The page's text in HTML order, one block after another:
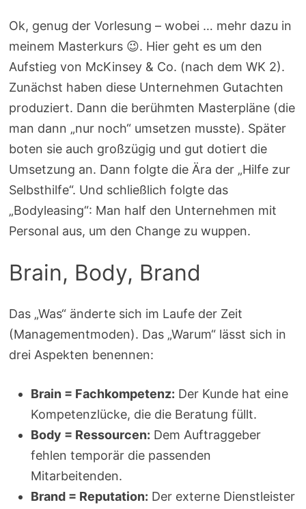
Ok, genug der Vorlesung – wobei … mehr dazu in
meinem Masterkurs 😉. Hier geht es um den
Aufstieg von McKinsey & Co. (nach dem WK 2).
Zunächst haben diese Unternehmen Gutachten
produziert. Dann die berühmten Masterpläne (die
man dann „nur noch“ umsetzen musste). Später
boten sie auch großzügig und gut dotiert die
Umsetzung an. Dann folgte die Ära der „Hilfe zur
Selbsthilfe“. Und schließlich folgte das
„Bodyleasing“: Man half den Unternehmen mit
Personal aus, um den Change zu wuppen.
Brain, Body, Brand
Das „Was“ änderte sich im Laufe der Zeit
(Managementmoden). Das „Warum“ lässt sich in
drei Aspekten benennen:
Brain = Fachkompetenz: Der Kunde hat eine
Kompetenzlücke, die die Beratung füllt.
Body = Ressourcen: Dem Auftraggeber
fehlen temporär die passenden
Mitarbeitenden.
Brand = Reputation: Der externe Dienstleister